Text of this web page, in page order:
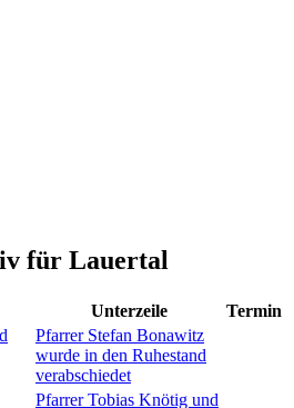
für Lauertal
Unterzeile Termin
Pfarrer Stefan Bonawitz
wurde in den Ruhestand
verabschiedet
Pfarrer Tobias Knötig und